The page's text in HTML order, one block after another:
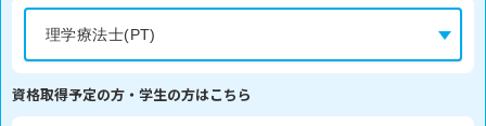
資格取得予定の方・学生の方はこちら